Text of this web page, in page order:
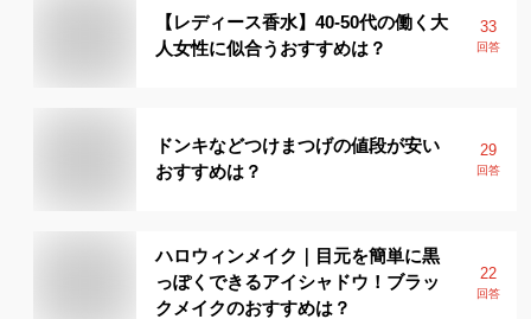
【レディース香水】40-50代の働く大
人女性に似合うおすすめは？
33
回答
ドンキなどつけまつげの値段が安い
おすすめは？
29
回答
ハロウィンメイク｜目元を簡単に黒
っぽくできるアイシャドウ！ブラッ
クメイクのおすすめは？
22
回答